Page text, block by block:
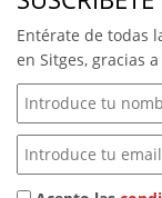
Entérate de todas
en Sitges, gracias